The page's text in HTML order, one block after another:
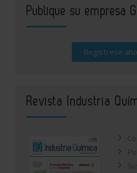
Publique su empresa
Regístrese
Revista Industria